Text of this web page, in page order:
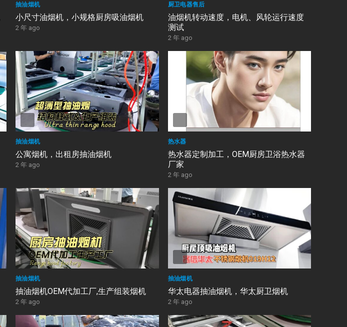
抽油烟机
小尺寸油烟机，小规格厨房吸油烟机
2 年 ago
厨卫电器售后
油烟机转动速度，电机、风轮运行速度
测试
2 年 ago
抽油烟机
公寓烟机，出租房抽油烟机
2 年 ago
热水器
热水器定制加工，OEM厨房卫浴热水器
厂家
2 年 ago
抽油烟机
抽油烟机OEM代加工厂,生产组装烟机
2 年 ago
抽油烟机
华太电器抽油烟机，华太厨卫烟机
2 年 ago